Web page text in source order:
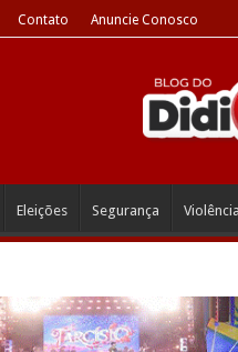
Contato Anuncie Conosco
Eleições Segurança Violência